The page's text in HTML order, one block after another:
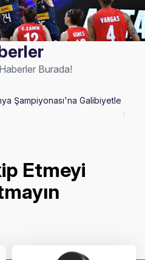
Burada!
Şampiyonası'na Galibiyetle
Etmeyi